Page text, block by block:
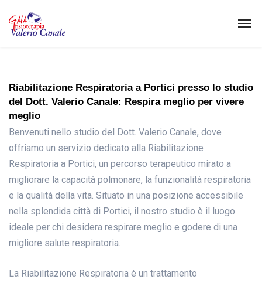
Riabilitazione Respiratoria a Portici presso lo studio
del Dott. Valerio Canale: Respira meglio per vivere
meglio
Benvenuti nello studio del Dott. Valerio Canale, dove
offriamo un servizio dedicato alla Riabilitazione
Respiratoria a Portici, un percorso terapeutico mirato a
migliorare la capacità polmonare, la funzionalità respiratoria
e la qualità della vita. Situato in una posizione accessibile
nella splendida città di Portici, il nostro studio è il luogo
ideale per chi desidera respirare meglio e godere di una
migliore salute respiratoria.
La Riabilitazione Respiratoria è un trattamento